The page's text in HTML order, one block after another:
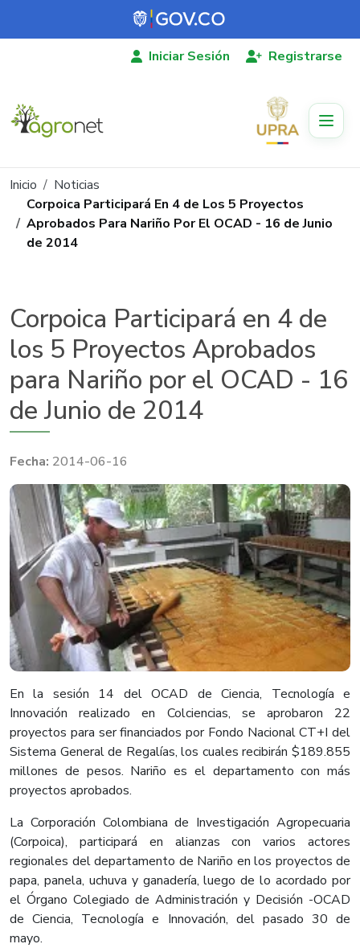
Pasar al contenido principal
Iniciar Sesión Registrarse
Ruta de navegación
Inicio
Noticias
Corpoica Participará En 4 de Los 5 Proyectos
Aprobados Para Nariño Por El OCAD - 16 de Junio
de 2014
Corpoica Participará en 4 de
los 5 Proyectos Aprobados
para Nariño por el OCAD - 16
de Junio de 2014
2014-06-16
​​En la sesión 14 del OCAD de Ciencia, Tecnología e
Innovación realizado en Colciencias, se aprobaron 22
proyectos para ser financiados por Fondo Nacional CT+I del
Sistema General de Regalías, los cuales recibirán $189.855
millones de pesos. Nariño es el departamento con más
proyectos aprobados.
La Corporación Colombiana de Investigación Agropecuaria
(Corpoica), participará en alianzas con varios actores
regionales del departamento de Nariño en los proyectos de
papa, panela, uchuva y ganadería, luego de lo acordado por
el Órgano Colegiado de Administración y Decisión -OCAD
de Ciencia, Tecnología e Innovación, del pasado 30 de
mayo.